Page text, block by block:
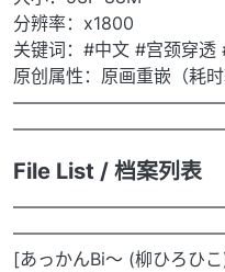
分辨率：x1800
关键词：#中文 #宫颈穿透
原创属性：原画重嵌（耗
File List / 档案列表
[あっかんBi～ (柳ひろひ